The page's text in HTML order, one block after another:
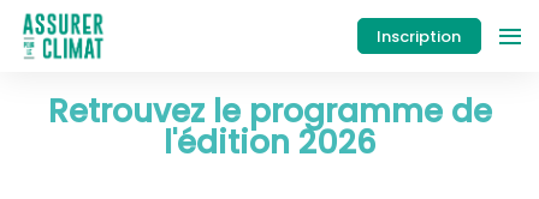
Inscription
Retrouvez le programme de
l'édition 2026